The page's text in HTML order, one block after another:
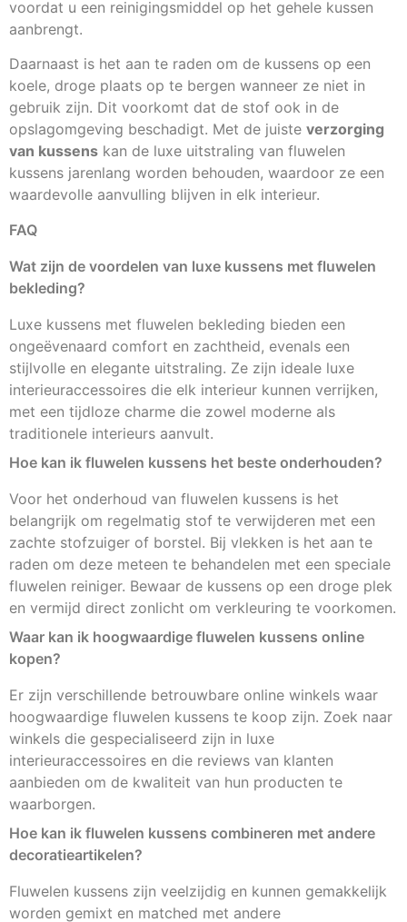
voordat u een reinigingsmiddel op het gehele kussen
aanbrengt.
Daarnaast is het aan te raden om de kussens op een
koele, droge plaats op te bergen wanneer ze niet in
gebruik zijn. Dit voorkomt dat de stof ook in de
opslagomgeving beschadigt. Met de juiste verzorging
van kussens kan de luxe uitstraling van fluwelen
kussens jarenlang worden behouden, waardoor ze een
waardevolle aanvulling blijven in elk interieur.
FAQ
Wat zijn de voordelen van luxe kussens met fluwelen
bekleding?
Luxe kussens met fluwelen bekleding bieden een
ongeëvenaard comfort en zachtheid, evenals een
stijlvolle en elegante uitstraling. Ze zijn ideale luxe
interieuraccessoires die elk interieur kunnen verrijken,
met een tijdloze charme die zowel moderne als
traditionele interieurs aanvult.
Hoe kan ik fluwelen kussens het beste onderhouden?
Voor het onderhoud van fluwelen kussens is het
belangrijk om regelmatig stof te verwijderen met een
zachte stofzuiger of borstel. Bij vlekken is het aan te
raden om deze meteen te behandelen met een speciale
fluwelen reiniger. Bewaar de kussens op een droge plek
en vermijd direct zonlicht om verkleuring te voorkomen.
Waar kan ik hoogwaardige fluwelen kussens online
kopen?
Er zijn verschillende betrouwbare online winkels waar
hoogwaardige fluwelen kussens te koop zijn. Zoek naar
winkels die gespecialiseerd zijn in luxe
interieuraccessoires en die reviews van klanten
aanbieden om de kwaliteit van hun producten te
waarborgen.
Hoe kan ik fluwelen kussens combineren met andere
decoratieartikelen?
Fluwelen kussens zijn veelzijdig en kunnen gemakkelijk
worden gemixt en matched met andere